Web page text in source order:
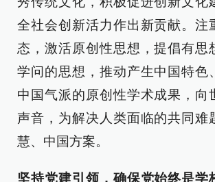
全社会创新活力作出新贡献。注
态，激活原创性思想，提倡有思
学问的思想，推动产生中国特色
中国气派的原创性学术成果，向
声音，为解决人类面临的共同难
慧、中国方案。
坚持党建引领，确保党始终是学